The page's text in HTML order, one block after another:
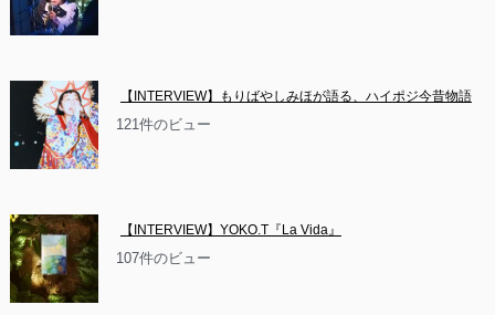
【INTERVIEW】もりばやしみほが語る、ハイポジ今昔物語
121件のビュー
【INTERVIEW】YOKO.T『La Vida』
107件のビュー